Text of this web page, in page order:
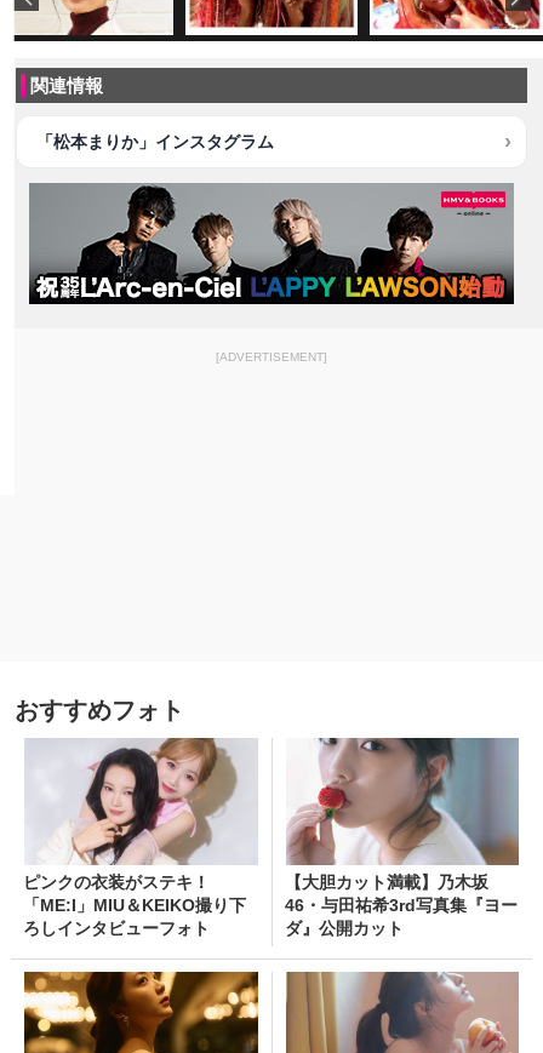
関連情報
「松本まりか」インスタグラム
[ADVERTISEMENT]
おすすめフォト
ピンクの衣装がステキ！
「ME:I」MIU＆KEIKO撮り下
ろしインタビューフォト
【大胆カット満載】乃木坂
46・与田祐希3rd写真集『ヨー
ダ』公開カット